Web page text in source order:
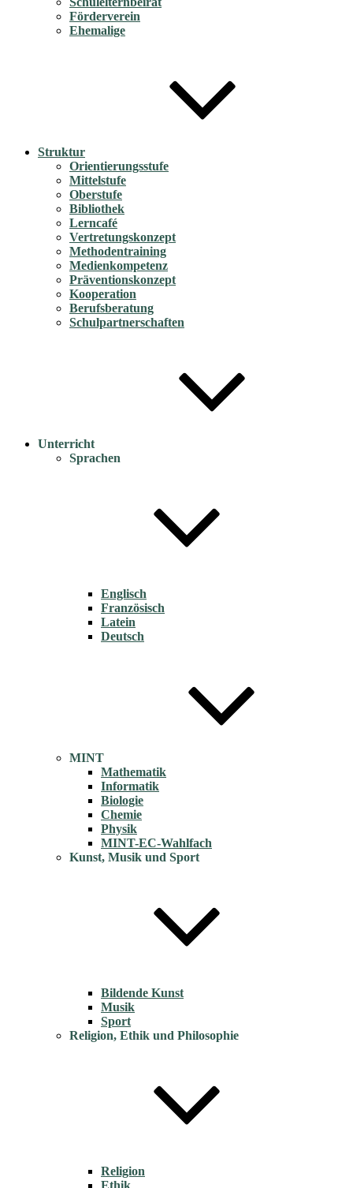
Förderverein
Ehemalige
Struktur
Orientierungsstufe
Mittelstufe
Oberstufe
Bibliothek
Lerncafé
Vertretungskonzept
Methodentraining
Medienkompetenz
Präventionskonzept
Kooperation
Berufsberatung
Schulpartnerschaften
Unterricht
Sprachen
Englisch
Französisch
Latein
Deutsch
MINT
Mathematik
Informatik
Biologie
Chemie
Physik
MINT-EC-Wahlfach
Kunst, Musik und Sport
Bildende Kunst
Musik
Sport
Religion, Ethik und Philosophie
Religion
Ethik